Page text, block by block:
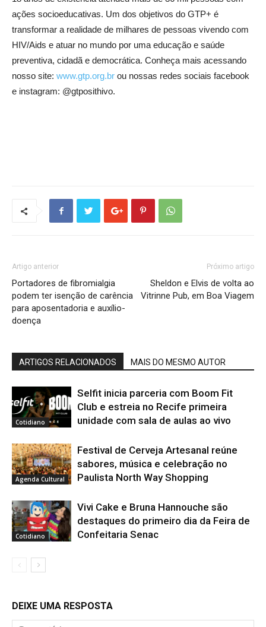
ações socioeducativas. Um dos objetivos do GTP+ é
transformar a realidade de milhares de pessoas vivendo com
HIV/Aids e atuar no mundo por uma educação e saúde
preventiva, cidadã e democrática. Conheça mais acessando
nosso site: www.gtp.org.br ou nossas redes sociais facebook
e instagram: @gtposithivo.
Artigo anterior
Portadores de fibromialgia
podem ter isenção de carência
para aposentadoria e auxílio-
doença
Próximo artigo
Sheldon e Elvis de volta ao
Vitrinne Pub, em Boa Viagem
ARTIGOS RELACIONADOS MAIS DO MESMO AUTOR
Cotidiano
Selfit inicia parceria com Boom Fit
Club e estreia no Recife primeira
unidade com sala de aulas ao vivo
Agenda Cultural
Festival de Cerveja Artesanal reúne
sabores, música e celebração no
Paulista North Way Shopping
Cotidiano
Vivi Cake e Bruna Hannouche são
destaques do primeiro dia da Feira de
Confeitaria Senac
DEIXE UMA RESPOSTA